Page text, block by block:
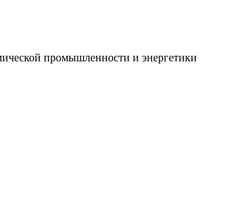
промышленности и энергетики